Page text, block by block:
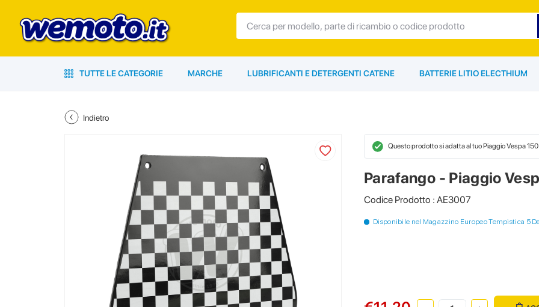
TUTTE LE CATEGORIE MARCHE LUBRIFICANTI E DETERGENTI CATENE BATTERIE LITIO ELECTHIUM
Indietro
Questo prodotto si adatta al tuo Piaggio Vespa
Parafango - Piaggio
Codice Prodotto : AE3007
Disponibile nel Magazzino Europeo Tempistica 5